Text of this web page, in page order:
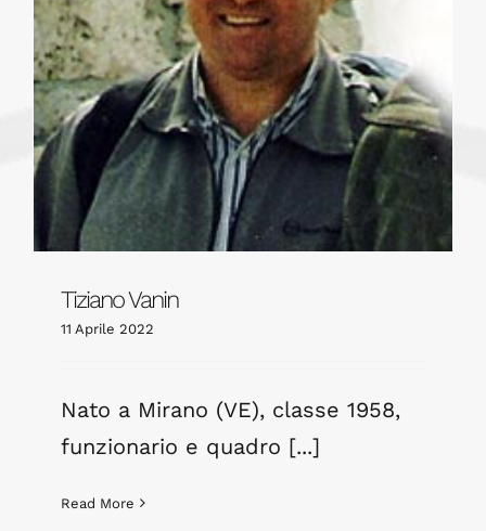
Tiziano Vanin
11 Aprile 2022
Nato a Mirano (VE), classe 1958,
funzionario e quadro [...]
Read More